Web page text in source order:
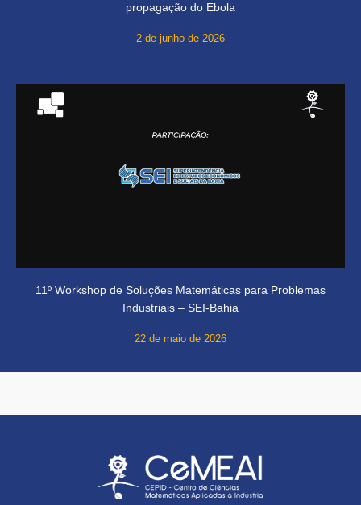
propagação do Ebola
2 de junho de 2026
11º Workshop de Soluções Matemáticas para Problemas
Industriais – SEI-Bahia
22 de maio de 2026